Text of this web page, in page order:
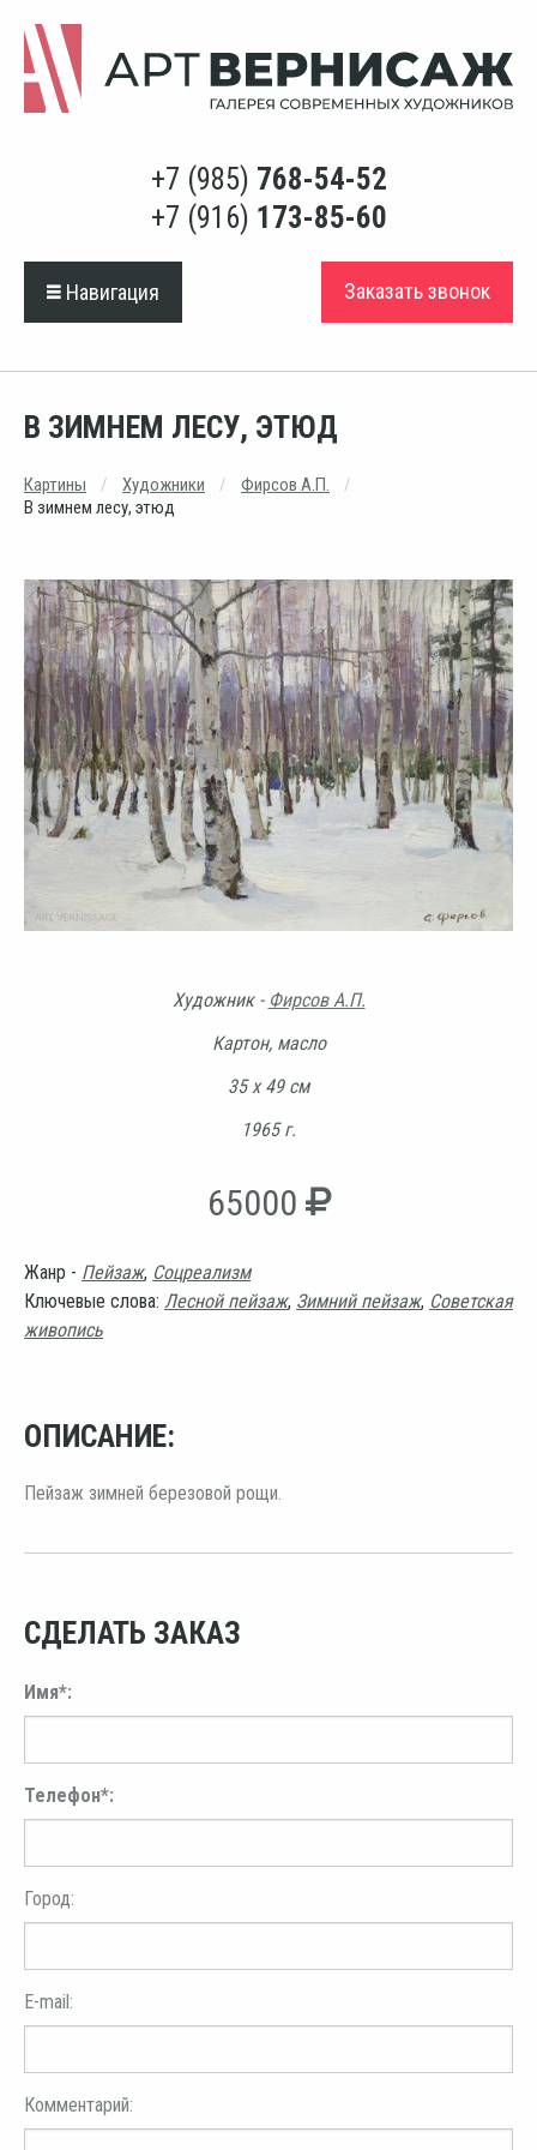
+7 (985) 768-54-52
+7 (916) 173-85-60
Навигация Заказать звонок
В ЗИМНЕМ ЛЕСУ, ЭТЮД
Картины Художники
Фирсов А.П.
В зимнем лесу, этюд
Художник - Фирсов А.П.
Картон, масло
35 х 49 см
1965 г.
65000
Жанр - Пейзаж, Соцреализм
Ключевые слова: Лесной пейзаж, Зимний пейзаж, Советская
живопись
ОПИСАНИЕ:
Пейзаж зимней березовой рощи.
СДЕЛАТЬ ЗАКАЗ
Имя*:
Телефон*:
Город:
E-mail:
Комментарий: